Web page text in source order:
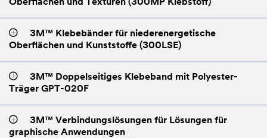
Oberflächen und Texturen (300MP Klebstoff)
3M™ Klebebänder für niederenergetische
Oberflächen und Kunststoffe (300LSE)
3M™ Doppelseitiges Klebeband mit Polyester-
Träger GPT-020F
3M™ Verbindungslösungen für Lösungen für
graphische Anwendungen